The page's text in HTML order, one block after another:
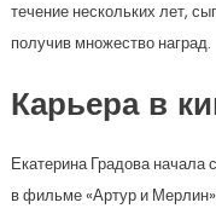
течение нескольких лет,
получив множество наград.
Карьера в
Екатерина Градова начала
в фильме «Артур и